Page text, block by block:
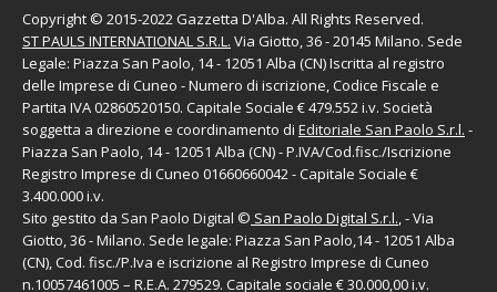
Copyright © 2015-2022 Gazzetta D'Alba. All Rights Reserved.
ST PAULS INTERNATIONAL S.R.L. Via Giotto, 36 - 20145 Milano. Sede
Legale: Piazza San Paolo, 14 - 12051 Alba (CN) Iscritta al registro
delle Imprese di Cuneo - Numero di iscrizione, Codice Fiscale e
Partita IVA 02860520150. Capitale Sociale € 479.552 i.v. Società
soggetta a direzione e coordinamento di Editoriale San Paolo S.r.l. -
Piazza San Paolo, 14 - 12051 Alba (CN) - P.IVA/Cod.fisc./Iscrizione
Registro Imprese di Cuneo 01660660042 - Capitale Sociale €
3.400.000 i.v.
Sito gestito da San Paolo Digital © San Paolo Digital S.r.l., - Via
Giotto, 36 - Milano. Sede legale: Piazza San Paolo,14 - 12051 Alba
(CN), Cod. fisc./P.Iva e iscrizione al Registro Imprese di Cuneo
n.10057461005 – R.E.A. 279529. Capitale sociale € 30.000,00 i.v.